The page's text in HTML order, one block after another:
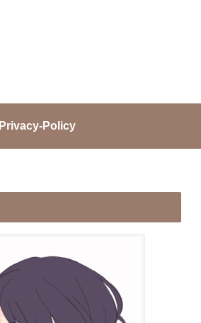
Privacy-Policy